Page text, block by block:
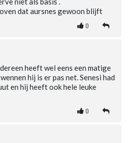
dat aursnes gewoon blijft
0
heeft wel eens een matige
hij is er pas net. Senesi had
en hij heeft ook hele leuke
0